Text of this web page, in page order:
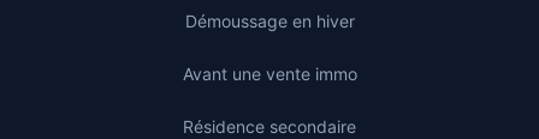
Démoussage en hiver
Avant une vente immo
Résidence secondaire